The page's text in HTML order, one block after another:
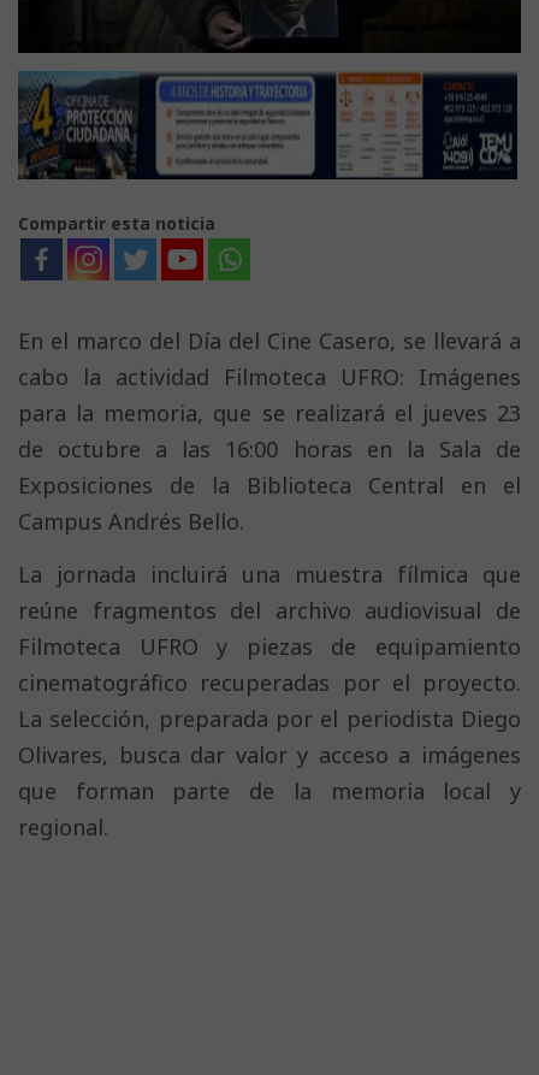
Compartir esta noticia
En el marco del Día del Cine Casero, se llevará a
cabo la actividad Filmoteca UFRO: Imágenes
para la memoria, que se realizará el jueves 23
de octubre a las 16:00 horas en la Sala de
Exposiciones de la Biblioteca Central en el
Campus Andrés Bello.
La jornada incluirá una muestra fílmica que
reúne fragmentos del archivo audiovisual de
Filmoteca UFRO y piezas de equipamiento
cinematográfico recuperadas por el proyecto.
La selección, preparada por el periodista Diego
Olivares, busca dar valor y acceso a imágenes
que forman parte de la memoria local y
regional.